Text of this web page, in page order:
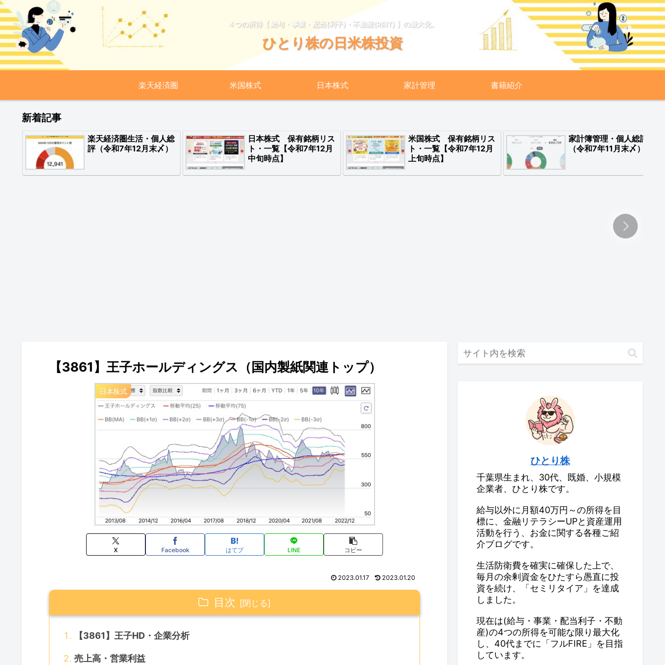
４つの所得【 給与・事業・配当(利子)・不動産(REIT) 】の最大化。
ひとり株の日米株投資
楽天経済圏 米国株式 日本株式 家計管理 書籍紹介
新着記事
楽天経済圏生活・個人総
評（令和7年12月末〆）
日本株式 保有銘柄リス
ト・一覧【令和7年12月
中旬時点】
米国株式 保有銘柄リス
ト・一覧【令和7年12月
上旬時点】
家計簿管理・個人総評
（令和7年11月末〆）
【3861】王子ホールディングス（国内製紙関連トップ）
日本株式
X Facebook はてブ LINE コピー
2023.01.17 2023.01.20
目次
【3861】王子HD・企業分析
売上高・営業利益
ひとり株
千葉県生まれ、30代、既婚、小規模
企業者、ひとり株です。
給与以外に月額40万円～の所得を目
標に、金融リテラシーUPと資産運用
活動を行う、お金に関する各種ご紹
介ブログです。
生活防衛費を確実に確保した上で、
毎月の余剰資金をひたすら愚直に投
資を続け、「セミリタイア」を達成
しました。
現在は(給与・事業・配当利子・不動
産)の4つの所得を可能な限り最大化
し、40代までに「フルFIRE」を目指
しています。